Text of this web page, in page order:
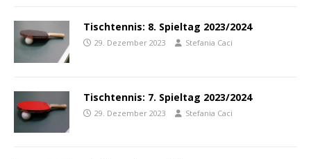
Tischtennis: 8. Spieltag 2023/2024
29. Dezember 2023 Stefania Caci
Tischtennis: 7. Spieltag 2023/2024
29. Dezember 2023 Stefania Caci